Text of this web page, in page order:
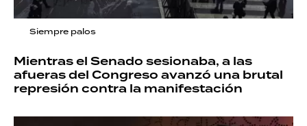
Siempre palos
Mientras el Senado sesionaba, a las
afueras del Congreso avanzó una brutal
represión contra la manifestación